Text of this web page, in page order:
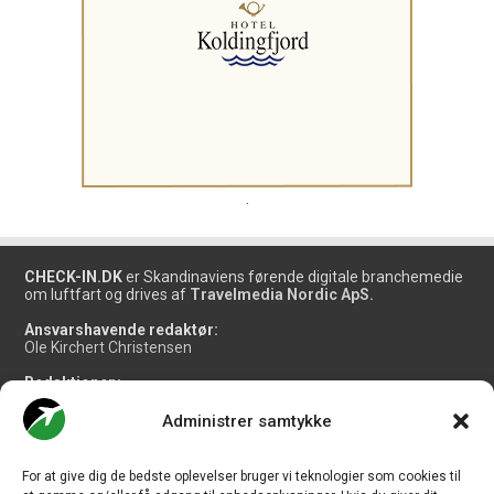
Administrer samtykke
For at give dig de bedste oplevelser bruger vi teknologier som cookies til
CHECK-IN.DK er Skandinaviens førende digitale branchemedie
om luftfart og drives af Travelmedia Nordic ApS.
Ansvarshavende redaktør:
Ole Kirchert Christensen
Redaktionen:
Christian Granhøj Skouboe
Henrik Baumgarten
Danny Longhi Andreasen
Salg og jobannoncer: